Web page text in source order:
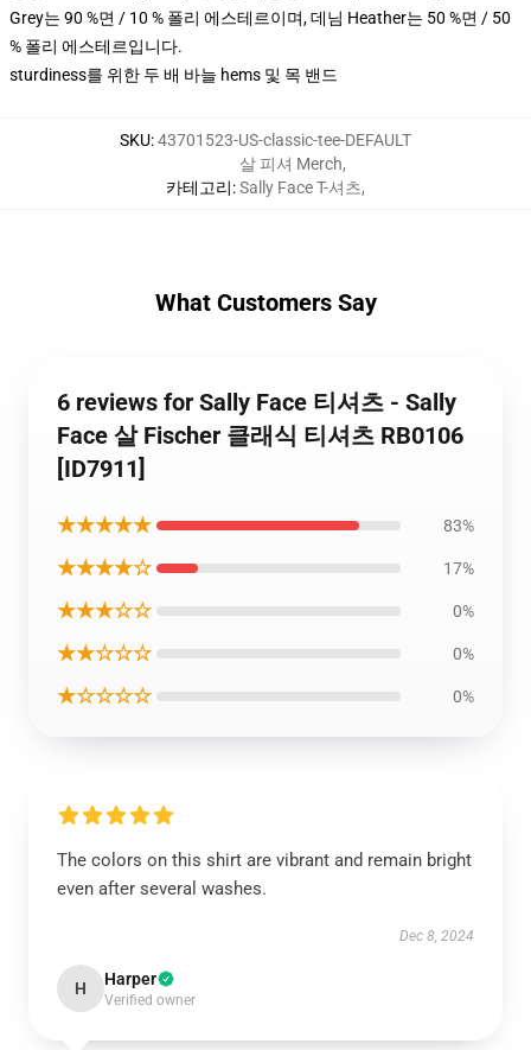
Grey는 90 %면 / 10 % 폴리 에스테르이며, 데님 Heather는 50 %면 / 50
% 폴리 에스테르입니다.
sturdiness를 위한 두 배 바늘 hems 및 목 밴드
SKU:43701523-US-classic-tee-DEFAULT
카테고리:
살 피셔 Merch,
Sally Face T-셔츠,
What Customers Say
6 reviews for Sally Face 티셔츠 - Sally
Face 살 Fischer 클래식 티셔츠 RB0106
[ID7911]
★★★★★ 83%
★★★★☆ 17%
★★★☆☆ 0%
★★☆☆☆ 0%
★☆☆☆☆ 0%
The colors on this shirt are vibrant and remain bright
even after several washes.
Dec 8, 2024
H Harper
Verified owner